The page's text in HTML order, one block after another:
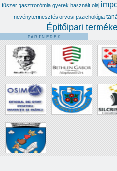
fűszer gasztronómia gyerek használt olaj
növénytermesztés orvosi pszichológia
Építőipari
PARTNEREK